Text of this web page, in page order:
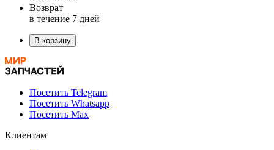
Возврат
в течение 7 дней
В корзину
Посетить Telegram
Посетить Whatsapp
Посетить Max
Клиентам